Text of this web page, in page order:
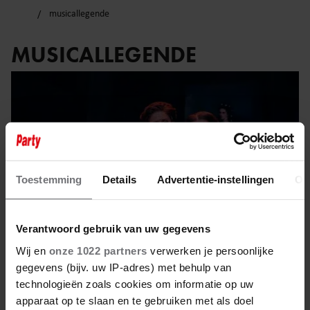
Toestemming Details Advertentie-instellingen
Verantwoord gebruik van uw gegevens
Wij en onze 1022 partners verwerken je persoonlijke
gegevens (bijv. uw IP-adres) met behulp van
technologieën zoals cookies om informatie op uw
apparaat op te slaan en te gebruiken met als doel
musicallegende
MUSICALLEGENDE
12 april 2025